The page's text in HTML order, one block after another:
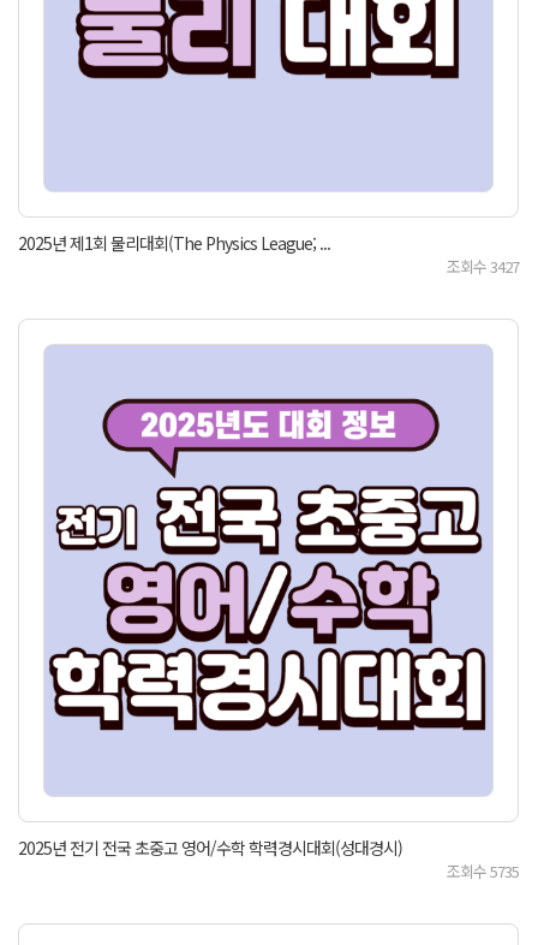
2025년 제1회 물리대회(The Physics League; ...
조회수3427
2025년 전기 전국 초중고 영어/수학 학력경시대회(성대경시)
조회수5735